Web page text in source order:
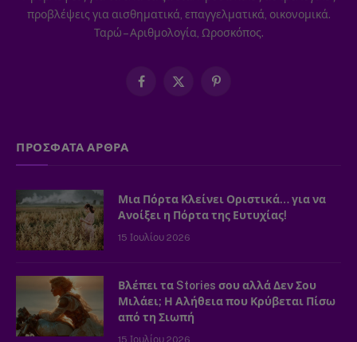
προβλέψεις για αισθηματικά, επαγγελματικά, οικονομικά.
Ταρώ – Αριθμολογία, Ωροσκόπος.
Facebook
X
Pinterest
ΠΡΟΣΦΑΤΑ ΑΡΘΡΑ
Μια Πόρτα Κλείνει Οριστικά… για να
Ανοίξει η Πόρτα της Ευτυχίας!
15 Ιουλίου 2026
Βλέπει τα Stories σου αλλά Δεν Σου
Μιλάει; Η Αλήθεια που Κρύβεται Πίσω
από τη Σιωπή
15 Ιουλίου 2026